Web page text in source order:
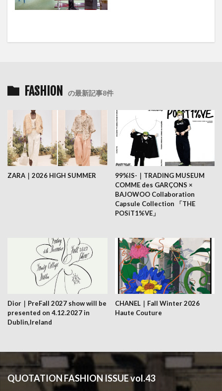
FASHION の最新記事8件
ZARA｜2026 HIGH SUMMER
99%IS-｜TRADING MUSEUM
COMME des GARÇONS ×
BAJOWOO Collaboration
Capsule Collection 「THE
POSiT1%VE」
Dior｜PreFall 2027 show will be
presented on 4.12.2027 in
Dublin,Ireland
CHANEL｜Fall Winter 2026
Haute Couture
QUOTATION FASHION ISSUE vol.43